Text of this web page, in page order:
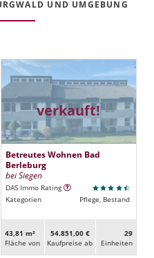
UND UMGEBUNG
verkauft!
Betreutes Wohnen Bad
Berleburg
bei Siegen
DAS Immo Rating
Kategorien
Pflege, Bestand
43,81 m²
Fläche von
54.851,00 €
Kaufpreise ab
29
Ein­heiten